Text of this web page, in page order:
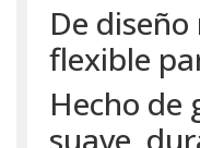
De
flexible
Hecho de
suave,